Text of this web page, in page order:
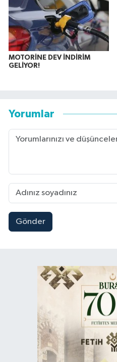
MOTORİNE DEV İNDİRİM
GELİYOR!
Yorumlar
Gönder